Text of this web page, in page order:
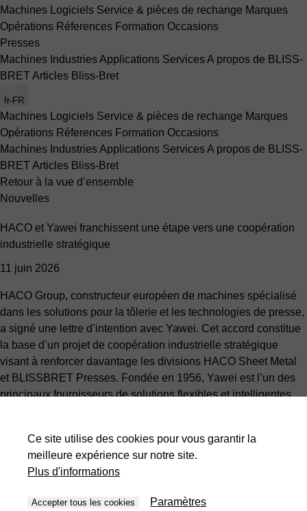
Machines
Logiciels Service & pièces de rechange Marques
Opérations Réferences Formation Occasions
Presses
Machines IndustriesApplications ServicesA propos de BLISS-
BRETArticles Bliss-Bret
fr-FR
Machines Logiciels Service & pièces de rechange Marques
Opérations Réferences Formation Occasions
Machines IndustriesApplications ServicesA propos de BLISS-
BRETArticles Bliss-Bret
Retour à la vue d’ensemble
Nouvelles
HACO et Yawei franchissent une étape vers une coopération
industrielle stratégique
11 juin 2026
HACO Group, constructeur européen de machines spécialisé
dans les solutions pour la tôlerie et les technologies de presse,
a signé une lettre d’intention avec Yawei. Cet accord constitue
la base d’un projet de coopération industrielle stratégique
visant à renforcer davantage les divisions HACO Sheet Metal
et BLISSBRET Presses. Fondée en 1956, Yawei est l’un des
principaux fournisseurs de solutions flexibles et intelligentes
machines-outils de formage des métaux.
Ce projet réunit deux acteurs industriels complémentaires
croissance internationale et la proximité client. En combinant
Ce site utilise des cookies pour vous garantir la
meilleure expérience sur notre site.
Plus d'informations
Accepter tous les cookies Paramètres